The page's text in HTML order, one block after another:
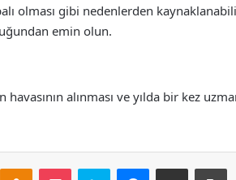
olması gibi nedenlerden
emin olun.
alınması ve yılda bir kez
Odnoklassniki
Pocket Skype Messenger
E-Posta ile paylaş